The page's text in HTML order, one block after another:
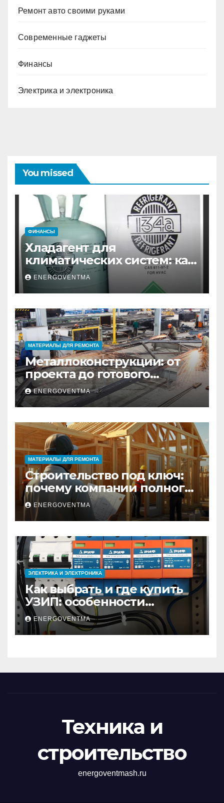
Ремонт авто своими руками
Современные гаджеты
Финансы
Электрика и электроника
You missed
ФИНАНСЫ
Хладагент для
климатических систем: как
выбрать и купить фреон в
Санкт-Петербурге
ENERGOVENTMA
МАТЕРИАЛЫ ДЛЯ РЕМОНТА
Металлоконструкции: от
проекта до готового
изделия – полный
практический гид
ENERGOVENTMA
МАТЕРИАЛЫ ДЛЯ РЕМОНТА
Строительство под ключ:
почему компании полного
цикла меняют рынок
недвижимости
ENERGOVENTMA
ЭЛЕКТРИКА И ЭЛЕКТРОНИКА
Как выбрать и где купить
УЗИП: особенности
устройств защиты от
импульсных
перенапряжений
ENERGOVENTMA
Техника и
строительство
energoventmash.ru